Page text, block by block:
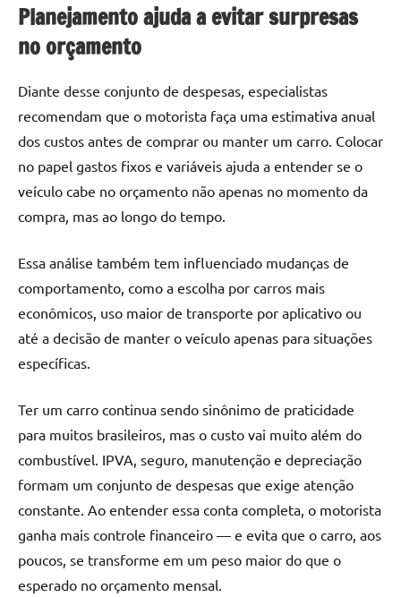
Planejamento ajuda a evitar surpresas
no orçamento
Diante desse conjunto de despesas, especialistas
recomendam que o motorista faça uma estimativa anual
dos custos antes de comprar ou manter um carro. Colocar
no papel gastos fixos e variáveis ajuda a entender se o
veículo cabe no orçamento não apenas no momento da
compra, mas ao longo do tempo.
Essa análise também tem influenciado mudanças de
comportamento, como a escolha por carros mais
econômicos, uso maior de transporte por aplicativo ou
até a decisão de manter o veículo apenas para situações
específicas.
Ter um carro continua sendo sinônimo de praticidade
para muitos brasileiros, mas o custo vai muito além do
combustível. IPVA, seguro, manutenção e depreciação
formam um conjunto de despesas que exige atenção
constante. Ao entender essa conta completa, o motorista
ganha mais controle financeiro — e evita que o carro, aos
poucos, se transforme em um peso maior do que o
esperado no orçamento mensal.